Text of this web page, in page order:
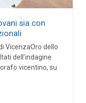
sia con
VicenzaOro dello
dell’indagine
vicentino, su